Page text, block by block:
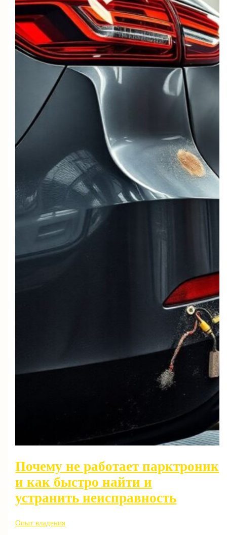
Почему не работает парктроник
и как быстро найти и
устранить неисправность
Опыт владения